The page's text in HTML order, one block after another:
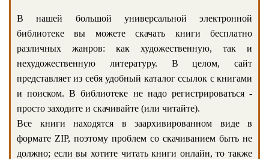
В нашей большой универсальной электронной
библиотеке вы можете скачать книги бесплатно
различных жанров: как художественную, так и
нехудожественную литературу. В целом, сайт
представляет из себя удобный каталог ссылок с книгами
и поиском. В библиотеке не надо регистрироваться -
просто заходите и скачивайте (или читайте).
Все книги находятся в заархивированном виде в
формате ZIP, поэтому проблем со скачиванием быть не
должно; если вы хотите читать книги онлайн, то также